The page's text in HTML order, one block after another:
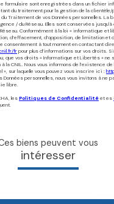
formulaire sont enregistrées dans un fichier
du traitement pour la gestion de la
Traitement de vos Données personnelles. La
/ du Réseau. Elles sont conservées
Conformément à la loi « informatique et
d’effacement, d’opposition, de limitation et
consentement à tout moment en contactant
frpour plus d’informations sur vos droits.
que vos droits « Informatique et Libertés »
la CNIL. Nous vous informons de l’existence
», sur laquelle vous pouvez vous inscrire ici :
personnelles, nous vous invitons à ne
libre.
lesPolitiques de Confidentialitéet es
ces biens peuvent vous
intéresser